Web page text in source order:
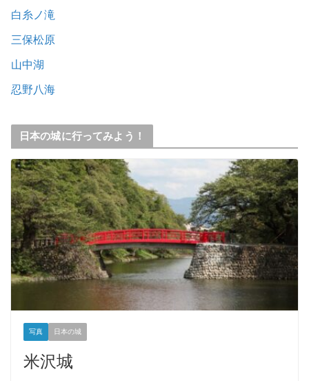
白糸ノ滝
三保松原
山中湖
忍野八海
日本の城に行ってみよう！
写真 日本の城
米沢城